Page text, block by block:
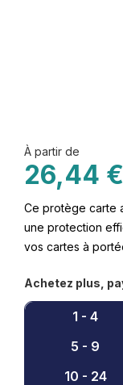
À partir de
26,44
Ce protège carte
une protection
vos cartes à
Achetez plus,
1 - 4
5 - 9
10 - 24